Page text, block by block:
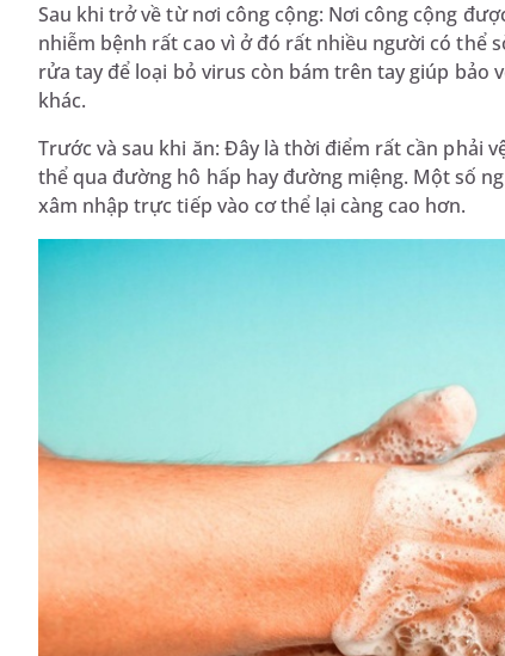
Sau khi trở về từ nơi công cộng: Nơi công cộng
nhiễm bệnh rất cao vì ở đó rất nhiều người có thể
rửa tay để loại bỏ virus còn bám trên tay giúp bảo
khác.
Trước và sau khi ăn: Đây là thời điểm rất cần phải
thể qua đường hô hấp hay đường miệng. Một số
xâm nhập trực tiếp vào cơ thể lại càng cao hơn.